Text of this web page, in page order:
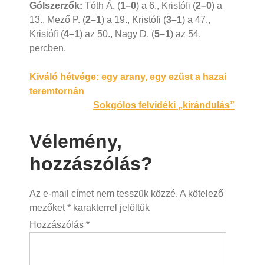
Gólszerzők: Tóth Á. (1–0) a 6., Kristófi (2–0) a
13., Mező P. (2–1) a 19., Kristófi (3–1) a 47.,
Kristófi (4–1) az 50., Nagy D. (5–1) az 54.
percben.
Bejegyzés
navigáció
Kiváló hétvége: egy arany, egy ezüst a hazai
teremtornán
Sokgólos felvidéki „kirándulás”
Vélemény,
hozzászólás?
Az e-mail címet nem tesszük közzé. A kötelező
mezőket* karakterrel jelöltük
Hozzászólás *